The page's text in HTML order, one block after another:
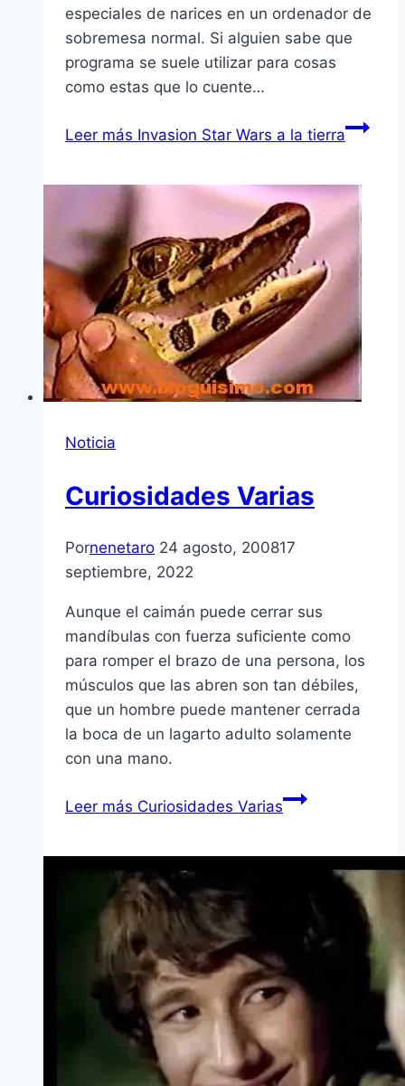
especiales de narices en un ordenador de
sobremesa normal. Si alguien sabe que
programa se suele utilizar para cosas
como estas que lo cuente…
Leer más Invasion Star Wars a la tierra
Noticia
Curiosidades Varias
Pornenetaro 24 agosto, 200817
septiembre, 2022
Aunque el caimán puede cerrar sus
mandí­bulas con fuerza suficiente como
para romper el brazo de una persona, los
músculos que las abren son tan débiles,
que un hombre puede mantener cerrada
la boca de un lagarto adulto solamente
con una mano.
Leer más Curiosidades Varias